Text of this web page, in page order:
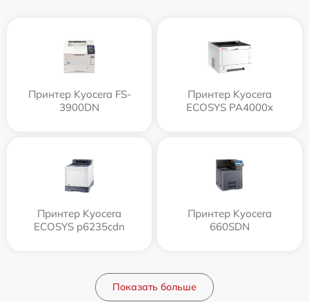
Принтер Kyocera FS-
3900DN
Принтер Kyocera
ECOSYS PA4000x
Принтер Kyocera
ECOSYS p6235cdn
Принтер Kyocera
660SDN
Показать больше